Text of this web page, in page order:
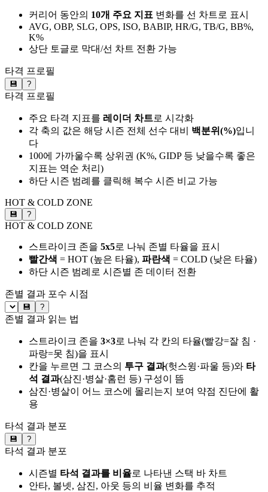
커리어 동안의 10개 주요 지표 변화를 선 차트로 표시
AVG, OBP, SLG, OPS, ISO, BABIP, HR/G, TB/G, BB%,
K%
상단 토글로 막대/선 차트 전환 가능
타격 프로필
💾 ?
타격 프로필
주요 타격 지표를 레이더 차트로 시각화
각 축의 값은 해당 시즌 전체 선수 대비 백분위(%)입니
다
100에 가까울수록 상위권 (K%, GIDP 등 낮을수록 좋은
지표는 역순 처리)
하단 시즌 범례를 클릭해 복수 시즌 비교 가능
HOT & COLD ZONE
💾 ?
HOT & COLD ZONE
스트라이크 존을 5x5로 나눠 존별 타율을 표시
빨간색 = HOT (높은 타율), 파란색 = COLD (낮은 타율)
하단 시즌 범례로 시즌별 존 데이터 전환
존별 결과 포수 시점
💾 ?
존별 결과 읽는 법
스트라이크 존을 3×3로 나눠 각 칸의 타율(빨강=잘 침 ·
파랑=못 침)을 표시
칸을 누르면 그 코스의 투구 결과(헛스윙·파울 등)와 타
석 결과(삼진·병살·홈런 등) 구성이 뜸
삼진·병살이 어느 코스에 몰리는지 보여 약점 진단에 활
용
타석 결과 분포
💾 ?
타석 결과 분포
시즌별 타석 결과를 비율로 나타낸 스택 바 차트
안타, 볼넷, 삼진, 아웃 등의 비율 변화를 추적